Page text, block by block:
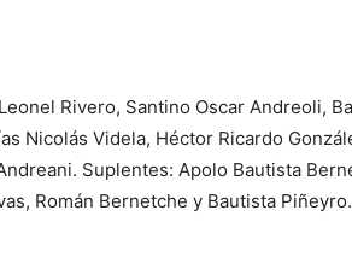
Rivero, Santino Oscar Andreoli,
Nicolás Videla, Héctor Ricardo
Suplentes: Apolo Bautista
Román Bernetche y Bautista Piñeyro.